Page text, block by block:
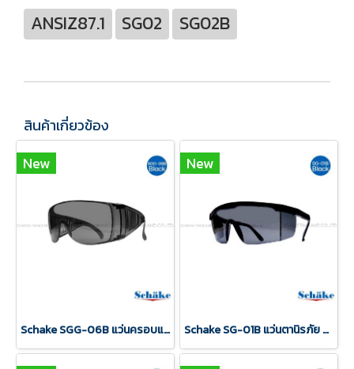
ANSIZ87.1
SG02 SG02B
สินค้าเกี่ยวข้อง
New
Schake SGG-06B แว่นครอบแว่นตานิรภัย ANSI Z87.1 NanoFogBlock
New
Schake SG-01B แว่นตานิรภัย ANSI Z87.1 NanoFogBlock